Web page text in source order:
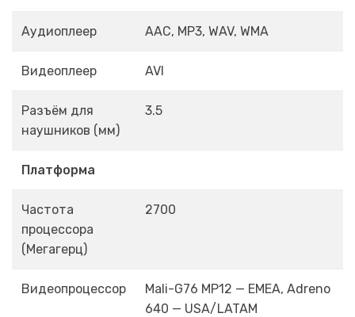
Аудиоплеер AAC, MP3, WAV, WMA
Видеоплеер AVI
Разъём для
наушников (мм)
3.5
Платформа
Частота
процессора
(Мегагерц)
2700
Видеопроцессор
Mali-G76 MP12 — EMEA, Adreno
640 — USA/LATAM